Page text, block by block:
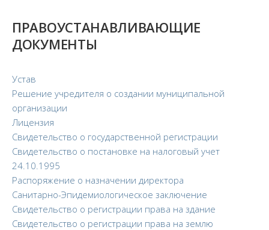
Вакантные места для приема (перевода)
обучающихся
Педагогический состав
Информационная безопасность
История школы
Дистанционное обучение
Организация питания в образовательной
организации
Обратная связь
ПРАВОУСТАНАВЛИВАЮЩИЕ
ДОКУМЕНТЫ
Устав
Решение учредителя о создании муниципальной
организации
Лицензия
Свидетельство о государственной регистрации
Свидетельство о постановке на налоговый учет
24.10.1995
Распоряжение о назначении директора
Санитарно-Эпидемиологическое заключение
Свидетельство о регистрации права на здание
Свидетельство о регистрации права на землю